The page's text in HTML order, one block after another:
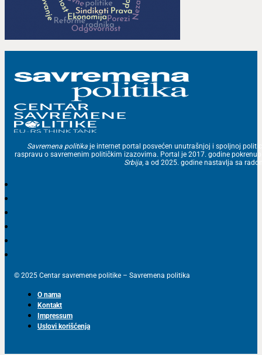
Savremena politika je internet portal posvećen unutrašnjoj i spoljnoj
raspravu o savremenim političkim izazovima. Portal je 2017. godine
Srbija, a od 2025. godine nastavlja sa
© 2025 Centar savremene politike – Savremena politika
O nama
Kontakt
Impressum
Uslovi korišćenja